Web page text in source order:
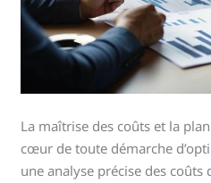
La maîtrise des coûts et la
cœur de toute démarche
une analyse précise des coûts